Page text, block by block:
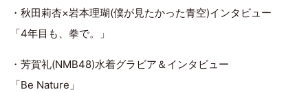
・秋田莉杏×岩本理瑚(僕が見たかった青空)インタビュー
「4年目も、拳で。」
・芳賀礼(NMB48)水着グラビア＆インタビュー
「Be Nature」